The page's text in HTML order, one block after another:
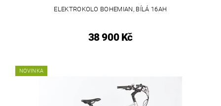
ELEKTROKOLO BOHEMIAN, BÍLÁ 16AH
38 900 Kč
NOVINKA